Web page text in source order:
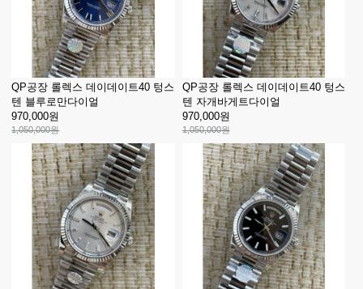
QP공장 롤렉스 데이데이트40 텅스
텐 블루로만다이얼
970,000원
1,050,000원
QP공장 롤렉스 데이데이트40 텅스
텐 자개바게트다이얼
970,000원
1,050,000원